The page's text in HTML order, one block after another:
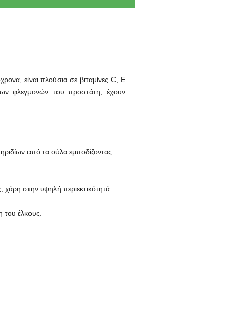
είναι πλούσια σε βιταμίνες C, E
φλεγμονών του προστάτη, έχουν
από τα ούλα εμποδίζοντας
στην υψηλή περιεκτικότητά
του έλκους.